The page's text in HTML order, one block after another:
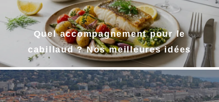
Quel accompagnement pour le
cabillaud ? Nos meilleures idées